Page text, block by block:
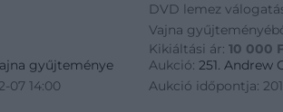
gyűjteménye
07 14:00
DVD lemez
Vajna
Kikiáltási ár:10 000
Aukció:251. Andrew
Aukció időpontja: